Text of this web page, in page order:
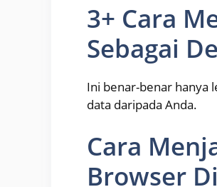
3+ Cara
Sebagai
Ini benar-benar hanya
data daripada Anda.
Cara
Browser